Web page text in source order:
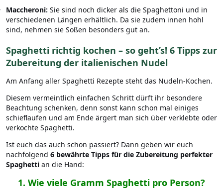
Maccheroni: Sie sind noch dicker als die Spaghettoni und in
verschiedenen Längen erhältlich. Da sie zudem innen hohl
sind, nehmen sie Soßen besonders gut an.
Spaghetti richtig kochen – so geht’s! 6 Tipps zur
Zubereitung der italienischen Nudel
Am Anfang aller Spaghetti Rezepte steht das Nudeln-Kochen.
Diesem vermeintlich einfachen Schritt dürft ihr besondere
Beachtung schenken, denn sonst kann schon mal einiges
schieflaufen und am Ende ärgert man sich über verklebte oder
verkochte Spaghetti.
Ist euch das auch schon passiert? Dann geben wir euch
nachfolgend 6 bewährte Tipps für die Zubereitung perfekter
Spaghetti an die Hand:
1. Wie viele Gramm Spaghetti pro Person?